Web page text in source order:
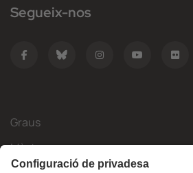
Segueix-nos
Graus
Màsters